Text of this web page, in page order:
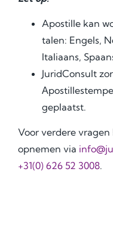
Apostille kan
talen: Engels,
Italiaans,
JuridConsult
geplaatst.
Voor verdere
opnemen via
+31(0) 626 52 3008.